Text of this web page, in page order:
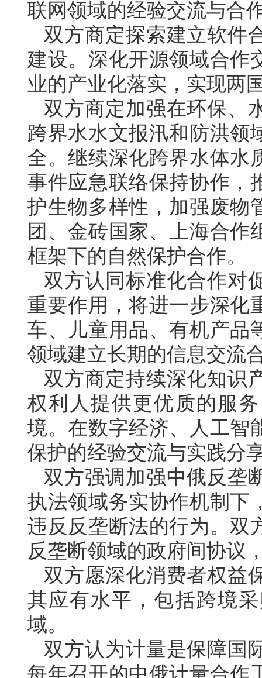
联网领域的经验交流与合
双方商定探索建立软件
建设。深化开源领域合作
业的产业化落实，实现两
双方商定加强在环保、
跨界水水文报汛和防洪领
全。继续深化跨界水体水
事件应急联络保持协作，
护生物多样性，加强废物
团、金砖国家、上海合作
框架下的自然保护合作。
双方认同标准化合作对
重要作用，将进一步深化
车、儿童用品、有机产品
领域建立长期的信息交流
双方商定持续深化知识
权利人提供更优质的服
境。在数字经济、人工智
保护的经验交流与实践分
双方强调加强中俄反垄
执法领域务实协作机制下
违反反垄断法的行为。双
反垄断领域的政府间协议
双方愿深化消费者权益
其应有水平，包括跨境
域。
双方认为计量是保障国
每年召开的中俄计量合作